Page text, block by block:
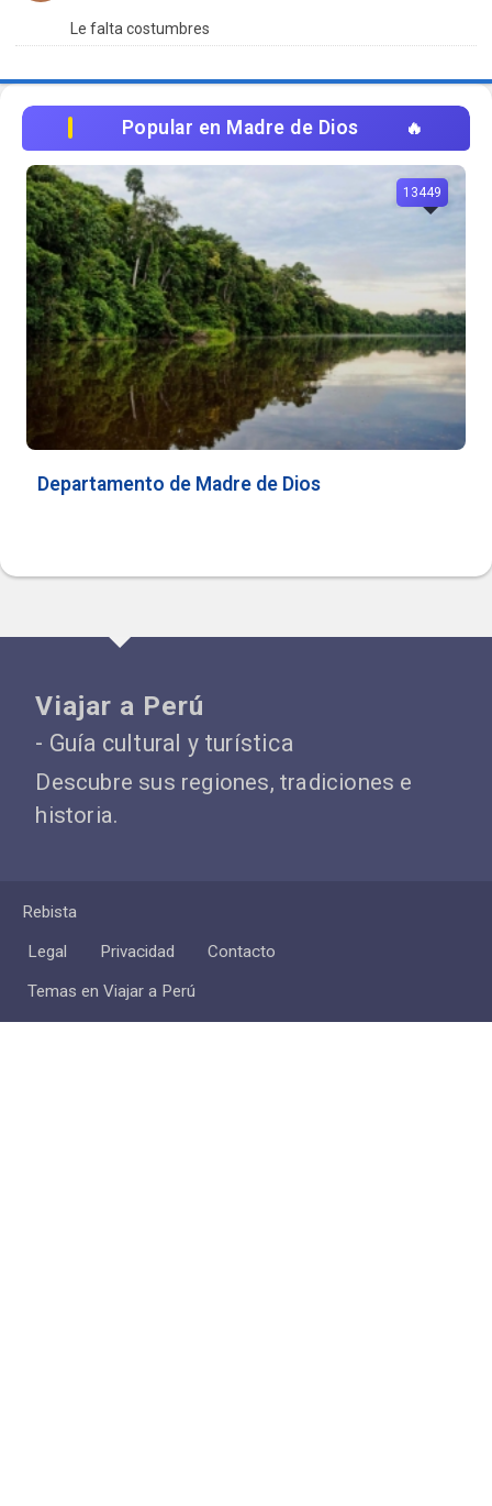
Le falta costumbres
Popular en Madre de Dios
Departamento de Madre de Dios
13449
Viajar a Perú
- Guía cultural y turística
Descubre sus regiones, tradiciones e
historia.
Rebista
Legal
Privacidad
Contacto
Temas en Viajar a Perú